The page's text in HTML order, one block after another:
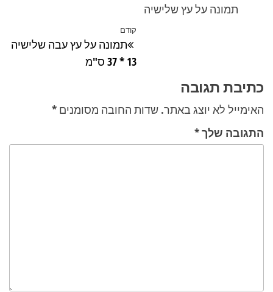
תמונה על עץ שלישיה
הפוסט
הקודם
קודם
תמונה על עץ עבה שלישיה
13 * 37 ס"מ
כתיבת תגובה
האימייל לא יוצג באתר. שדות החובה מסומנים *
התגובה שלך*